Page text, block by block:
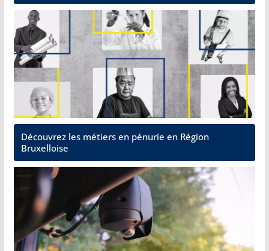
Découvrez les métiers en pénurie en Région
Bruxelloise